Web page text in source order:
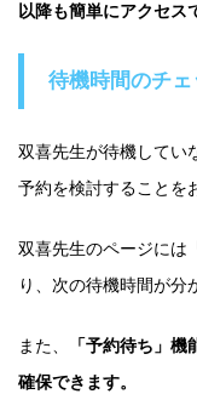
以降も簡単にアクセス
待機時間のチ
双喜先生が待機してい
予約を検討することを
双喜先生のページには
り、次の待機時間が分
また、
「予約待ち」
確保できます。